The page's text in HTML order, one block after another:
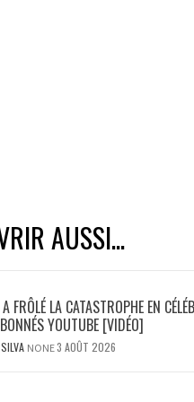
AUSSI...
FRÔLÉ LA CATASTROPHE EN
YOUTUBE [VIDÉO]
NONE3 AOÛT 2026